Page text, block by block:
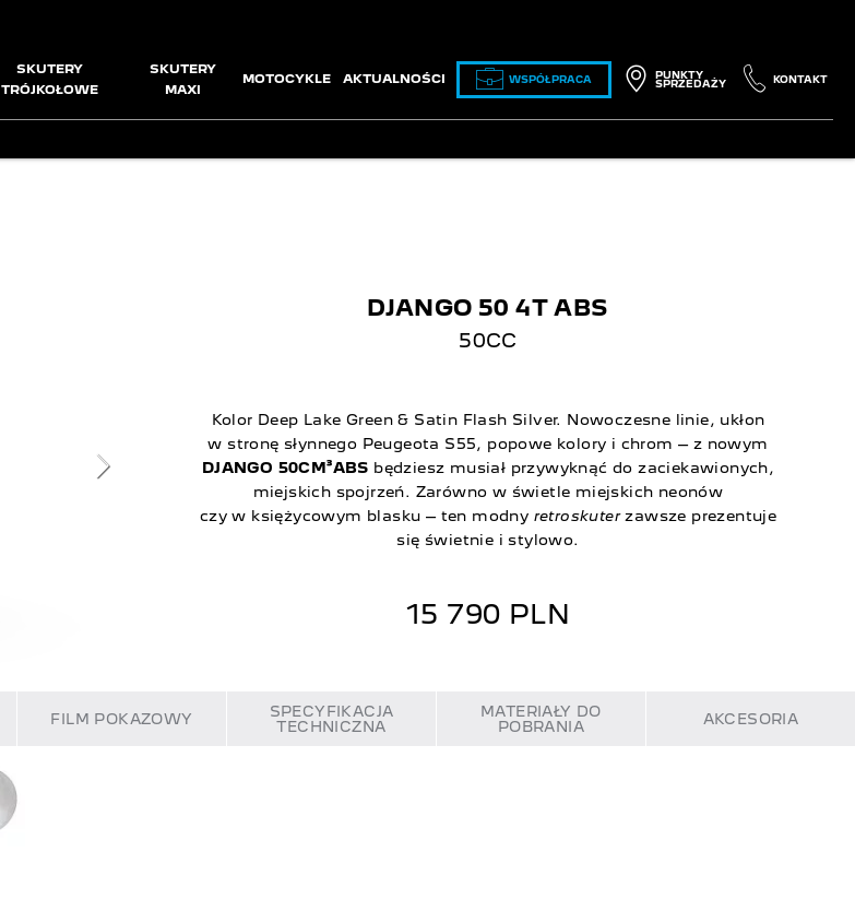
SKUTERY
TRÓJKOŁOWE
SKUTERY
MAXI
MOTOCYKLE AKTUALNOŚCI WSPÓŁPRACA PUNKTY
SPRZEDAŻY KONTAKT
DJANGO 50 4T ABS
50CC
Kolor Deep Lake Green & Satin Flash Silver. Nowoczesne linie, ukłon
w stronę słynnego Peugeota S55, popowe kolory i chrom – z nowym
DJANGO 50CM³ABS będziesz musiał przywyknąć do zaciekawionych,
miejskich spojrzeń. Zarówno w świetle miejskich neonów
czy w księżycowym blasku – ten modny retroskuterzawsze prezentuje
się świetnie i stylowo.
15 790 PLN
FILM POKAZOWY
SPECYFIKACJA
TECHNICZNA
MATERIAŁY DO
POBRANIA
AKCESORIA